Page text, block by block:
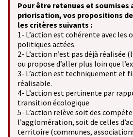
Pour être retenues et soumises
priorisation, vos propositions
les critères suivants :
1- L’action est cohérente avec les
politiques actées.
2- L’action n’est pas déjà réalisée
ou propose d’aller plus loin que
3- L’action est techniquement et
réalisable.
4- L’action est pertinente par
transition écologique
5- L’action relève soit des
l’agglomération, soit de celles
territoire (communes,